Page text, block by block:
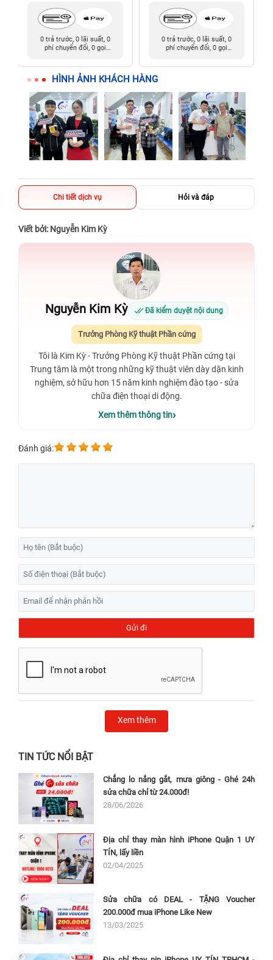
0 trả trước, 0 lãi suất, 0
phí chuyển đổi, 0 gọi
0 trả trước, 0 lãi suất, 0
phí chuyển đổi, 0 gọi
HÌNH ẢNH KHÁCH HÀNG
Chi tiết dịch vụ Hỏi và đáp
Viết bởi: Nguyễn Kim Kỳ
Nguyễn Kim Kỳ Đã kiểm duyệt nội dung
Trưởng Phòng Kỹ thuật Phần cứng
Tôi là Kim Kỳ - Trưởng Phòng Kỹ thuật Phần cứng tại
Trung tâm là một trong những kỹ thuật viên dày dặn kinh
nghiệm, sở hữu hơn 15 năm kinh nghiệm đào tạo - sửa
chữa điện thoại di động.
Xem thêm thông tin
Đánh giá:
Xem thêm
TIN TỨC NỔI BẬT
Chẳng lo nắng gắt, mưa giông - Ghé 24h
sửa chữa chỉ từ 24.000đ!
28/06/2026
Địa chỉ thay màn hình iPhone Quận 1 UY
TÍN, lấy liền
02/04/2025
Sửa chữa có DEAL - TẶNG Voucher
200.000đ mua iPhone Like New
13/03/2025